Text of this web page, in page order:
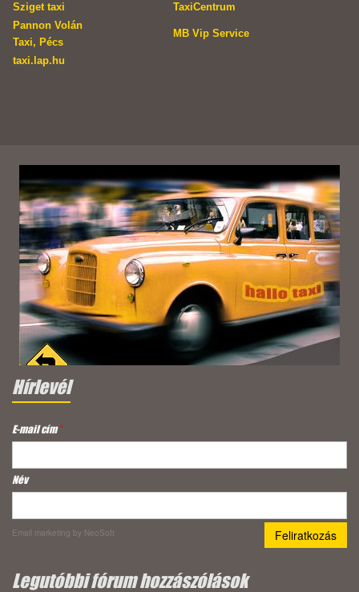
Sziget taxi
TaxiCentrum
Pannon Volán
Taxi, Pécs
MB Vip Service
taxi.lap.hu
Hírlevél
E-mail cím*
Név
Email marketing by NeoSoft
Legutóbbi fórum hozzászólások